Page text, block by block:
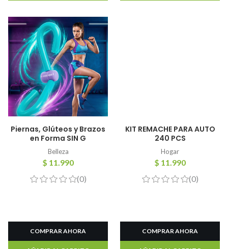
Piernas, Glúteos y Brazos
en Forma SIN G
Belleza
$ 11.990
(0)
COMPRAR AHORA
KIT REMACHE PARA AUTO
240 PCS
Hogar
$ 11.990
(0)
COMPRAR AHORA